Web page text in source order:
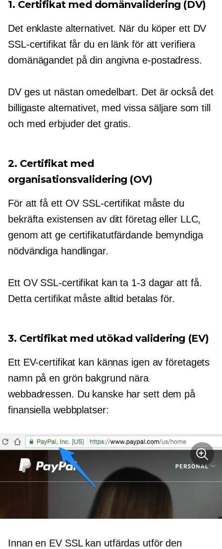
1. Certifikat med domänvalidering (DV)
Det enklaste alternativet. När du köper ett DV
SSL-certifikat får du en länk för att verifiera
domänägandet på din angivna e-postadress.
DV ges ut nästan omedelbart. Det är också det
billigaste alternativet, med vissa säljare som till
och med erbjuder det gratis.
2. Certifikat med
organisationsvalidering (OV)
För att få ett OV SSL-certifikat måste du
bekräfta existensen av ditt företag eller LLC,
genom att ge certifikatutfärdandebemyndiga
nödvändiga handlingar.
Ett OV SSL-certifikat kan ta 1-3dagar att få.
Detta certifikat måste alltid betalas för.
3. Certifikat med utökad validering (EV)
Ett EV-certifikat kan kännas igen av företagets
namn på en grön bakgrund nära
webbadressen. Du kanske har sett dem på
finansiella webbplatser:
Innan en EV SSL kan utfärdas utför den